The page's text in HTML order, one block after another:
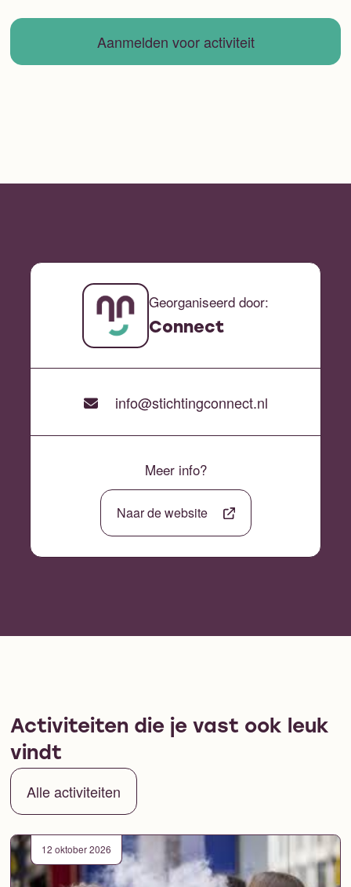
Aanmelden voor activiteit
Georganiseerd door:
Connect
info@stichtingconnect.nl
Meer info?
Naar de website
Activiteiten die je vast ook leuk
vindt
Alle activiteiten
12 oktober 2026